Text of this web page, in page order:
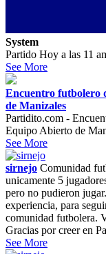
System
Partido Hoy a las 11
See More
Encuentro futbolero
de Manizales
Partidito.com -
Equipo Abierto de
See More
sirnejo Comunidad
unicamente 5
pero no pudieron
experiencia, para
comunidad futbolera.
Gracias por creer en
See More